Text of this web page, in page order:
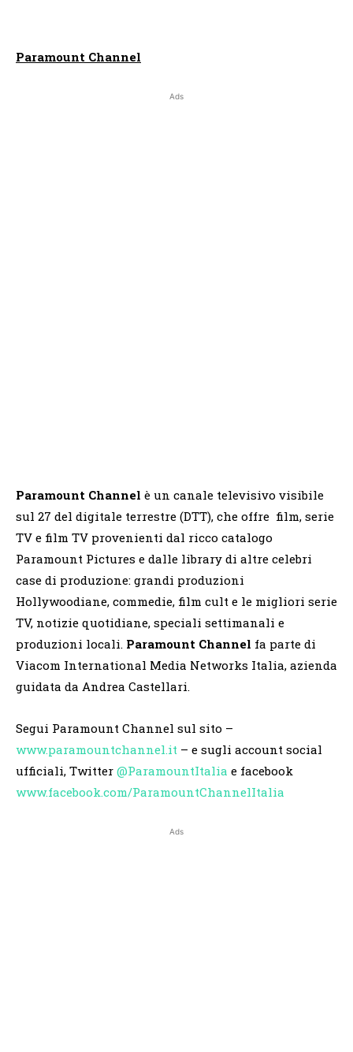
Paramount Channel
Ads
Paramount Channel è un canale televisivo visibile
sul 27 del digitale terrestre (DTT), che offre film, serie
TV e film TV provenienti dal ricco catalogo
Paramount Pictures e dalle library di altre celebri
case di produzione: grandi produzioni
Hollywoodiane, commedie, film cult e le migliori serie
TV, notizie quotidiane, speciali settimanali e
produzioni locali. Paramount Channel fa parte di
Viacom International Media Networks Italia, azienda
guidata da Andrea Castellari.
Segui Paramount Channel sul sito –
www.paramountchannel.it – e sugli account social
ufficiali, Twitter @ParamountItalia e facebook
www.facebook.com/ParamountChannelItalia
Ads